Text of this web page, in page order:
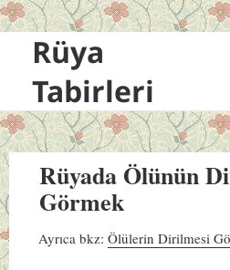
Rüya
Tabirleri
Rüyada Ölünün
Görmek
Ayrıca bkz:Ölülerin Dirilmesi